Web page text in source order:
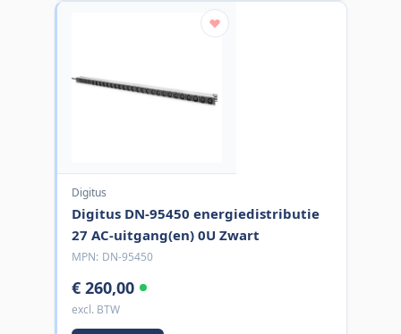
Digitus
Digitus DN-95450 energiedistributie
27 AC-uitgang(en) 0U Zwart
MPN: DN-95450
€ 260,00
excl. BTW